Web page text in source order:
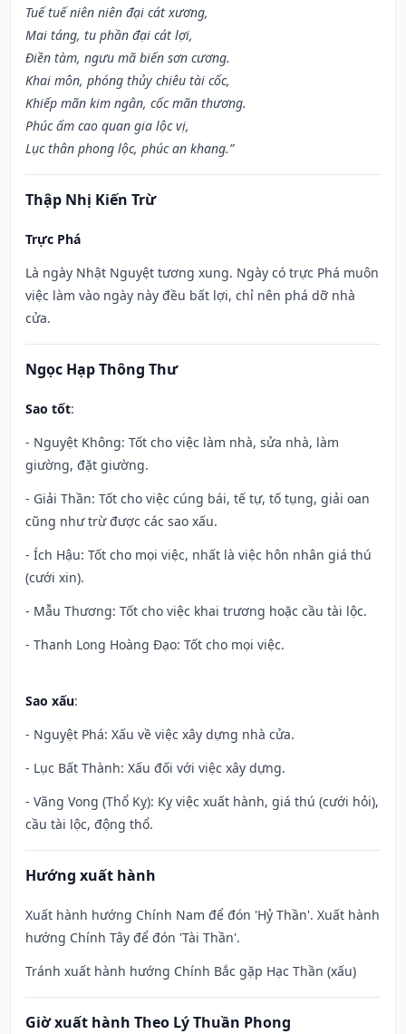
Tuế tuế niên niên đại cát xương,
Mai táng, tu phần đại cát lợi,
Điền tàm, ngưu mã biến sơn cương.
Khai môn, phóng thủy chiêu tài cốc,
Khiếp mãn kim ngân, cốc mãn thương.
Phúc ấm cao quan gia lộc vị,
Lục thân phong lộc, phúc an khang.”
Thập Nhị Kiến Trừ
Trực Phá
Là ngày Nhật Nguyệt tương xung. Ngày có trực Phá muôn
việc làm vào ngày này đều bất lợi, chỉ nên phá dỡ nhà
cửa.
Ngọc Hạp Thông Thư
Sao tốt:
- Nguyệt Không: Tốt cho việc làm nhà, sửa nhà, làm
giường, đặt giường.
- Giải Thần: Tốt cho việc cúng bái, tế tự, tố tụng, giải oan
cũng như trừ được các sao xấu.
- Ích Hậu: Tốt cho mọi việc, nhất là việc hôn nhân giá thú
(cưới xin).
- Mẫu Thương: Tốt cho việc khai trương hoặc cầu tài lộc.
- Thanh Long Hoàng Đạo: Tốt cho mọi việc.
Sao xấu:
- Nguyệt Phá: Xấu về việc xây dựng nhà cửa.
- Lục Bất Thành: Xấu đối với việc xây dựng.
- Vãng Vong (Thổ Kỵ): Kỵ việc xuất hành, giá thú (cưới hỏi),
cầu tài lộc, động thổ.
Hướng xuất hành
Xuất hành hướng Chính Nam để đón 'Hỷ Thần'. Xuất hành
hướng Chính Tây để đón 'Tài Thần'.
Tránh xuất hành hướng Chính Bắc gặp Hạc Thần (xấu)
Giờ xuất hành Theo Lý Thuần Phong